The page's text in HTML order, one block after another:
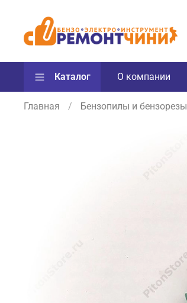
Каталог О компании
Главная Бензопилы и бензорезы